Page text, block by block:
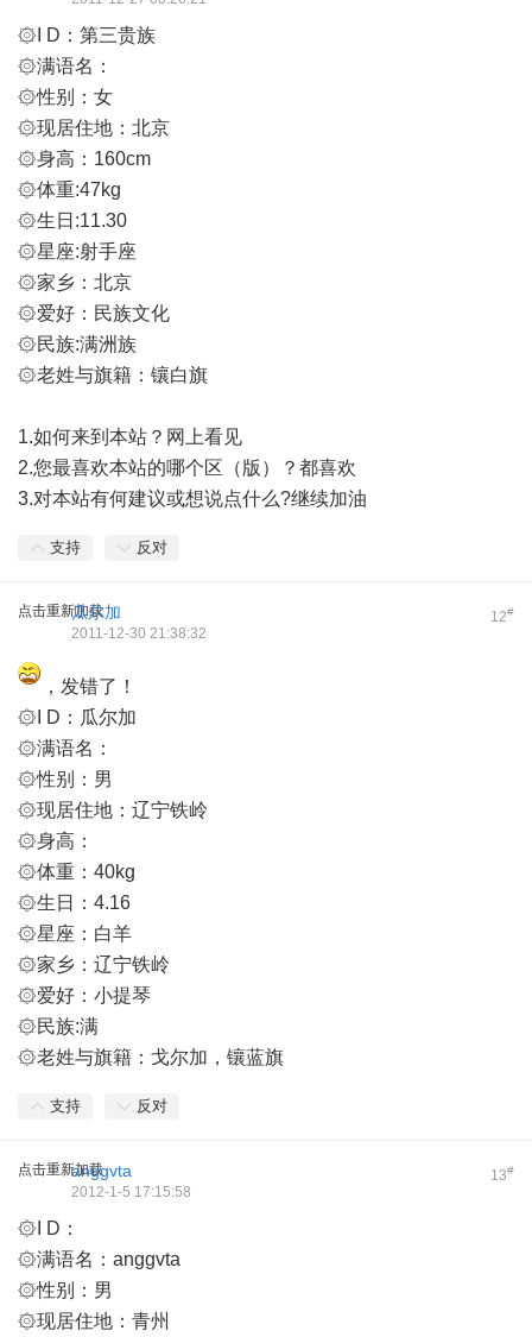
۞I D：第三贵族
۞满语名：
۞性别：女
۞现居住地：北京
۞身高：160cm
۞体重:47kg
۞生日:11.30
۞星座:射手座
۞家乡：北京
۞爱好：民族文化
۞民族:满洲族
۞老姓与旗籍：镶白旗
1.如何来到本站？网上看见
2.您最喜欢本站的哪个区（版）？都喜欢
3.对本站有何建议或想说点什么?继续加油
支持 反对
点击重新加载 12#
瓜尔加
2011-12-30 21:38:32
，发错了！
۞I D：瓜尔加
۞满语名：
۞性别：男
۞现居住地：辽宁铁岭
۞身高：
۞体重：40kg
۞生日：4.16
۞星座：白羊
۞家乡：辽宁铁岭
۞爱好：小提琴
۞民族:满
۞老姓与旗籍：戈尔加，镶蓝旗
支持 反对
点击重新加载 13#
anggvta
2012-1-5 17:15:58
۞I D：
۞满语名：anggvta
۞性别：男
۞现居住地：青州